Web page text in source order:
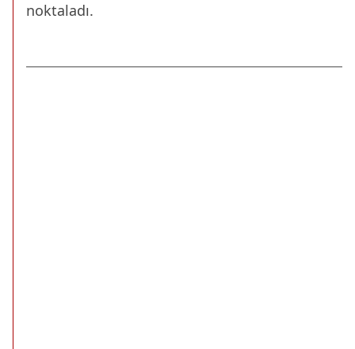
noktaladı.